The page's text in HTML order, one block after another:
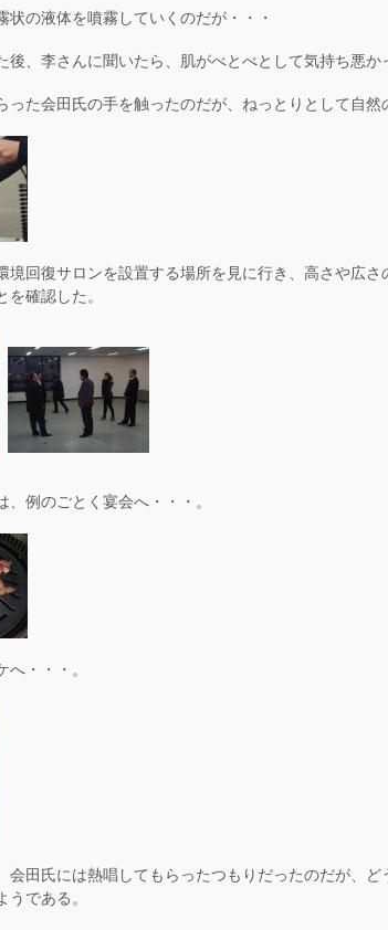
状の液体を噴霧していくのだが・・・
後、李さんに聞いたら、肌がべとべとして気持ち悪か
った会田氏の手を触ったのだが、ねっとりとして自然
境回復サロンを設置する場所を見に行き、高さや広
を確認した。
、例のごとく宴会へ・・・。
へ・・・。
会田氏には熱唱してもらったつもりだったのだが、
うである。